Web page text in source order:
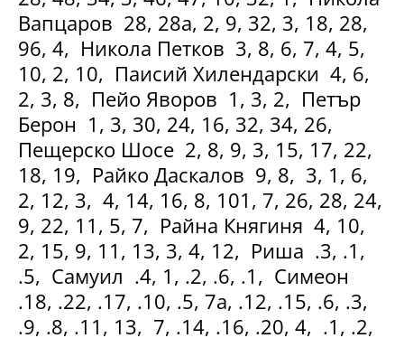
Вапцаров 28, 28а, 2, 9, 32, 3, 18, 28,
96, 4, Никола Петков 3, 8, 6, 7, 4, 5,
10, 2, 10, Паисий Хилендарски 4, 6,
2, 3, 8, Пейо Яворов 1, 3, 2, Петър
Берон 1, 3, 30, 24, 16, 32, 34, 26,
Пещерско Шосе 2, 8, 9, 3, 15, 17, 22,
18, 19, Райко Даскалов 9, 8, 3, 1, 6,
2, 12, 3, 4, 14, 16, 8, 101, 7, 26, 28, 24,
9, 22, 11, 5, 7, Райна Княгиня 4, 10,
2, 15, 9, 11, 13, 3, 4, 12, Риша .3, .1,
.5, Самуил .4, 1, .2, .6, .1, Симеон
.18, .22, .17, .10, .5, 7а, .12, .15, .6, .3,
.9, .8, .11, 13, 7, .14, .16, .20, 4, .1, .2,